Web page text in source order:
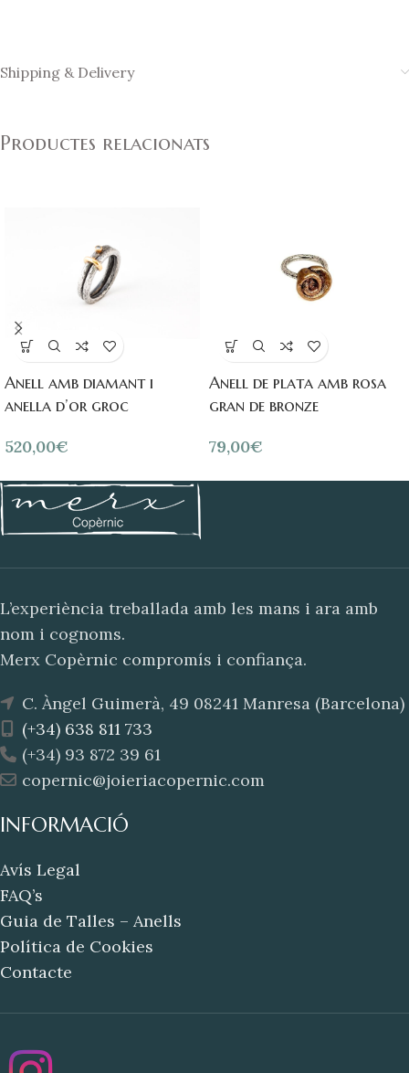
Shipping & Delivery
Productes relacionats
Anell amb diamant i
anella d’or groc
520,00€
Anell de plata amb rosa
gran de bronze
79,00€
L’experiència treballada amb les mans i ara amb
nom i cognoms.
Merx Copèrnic compromís i confiança.
C. Àngel Guimerà, 49 08241 Manresa (Barcelona)
(+34) 638 811 733
(+34) 93 872 39 61
copernic@joieriacopernic.com
INFORMACIÓ
Avís Legal
FAQ’s
Guia de Talles – Anells
Política de Cookies
Contacte